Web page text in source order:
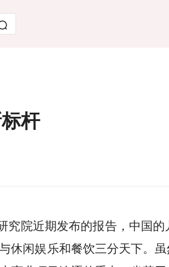
杆
院近期发布的报告，中国
休闲娱乐和餐饮三分天下。